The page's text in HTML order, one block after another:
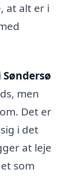
at alt er i
men
Det er
i det
at leje
som